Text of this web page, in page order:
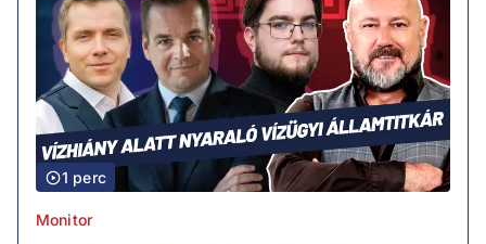
1 perc
Monitor